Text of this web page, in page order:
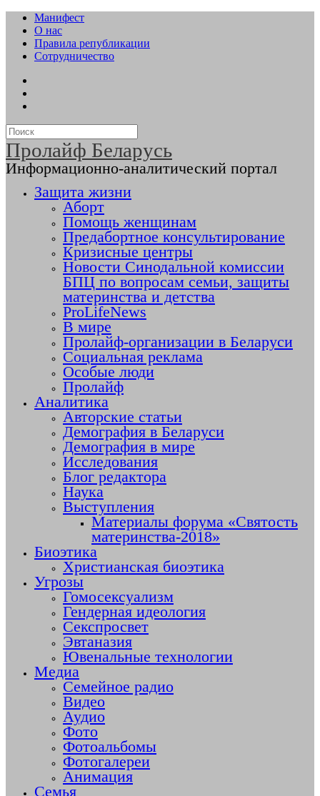
Манифест
О нас
Правила републикации
Сотрудничество
Пролайф Беларусь
Информационно-аналитический портал
Защита жизни
Аборт
Помощь женщинам
Предабортное консультирование
Кризисные центры
Новости Синодальной комиссии
БПЦ по вопросам семьи, защиты
материнства и детства
ProLifeNews
В мире
Пролайф-организации в Беларуси
Социальная реклама
Особые люди
Пролайф
Аналитика
Авторские статьи
Демография в Беларуси
Демография в мире
Исследования
Блог редактора
Наука
Выступления
Материалы форума «Святость
материнства-2018»
Биоэтика
Христианская биоэтика
Угрозы
Гомосексуализм
Гендерная идеология
Секспросвет
Эвтаназия
Ювенальные технологии
Медиа
Семейное радио
Видео
Аудио
Фото
Фотоальбомы
Фотогалереи
Анимация
Семья